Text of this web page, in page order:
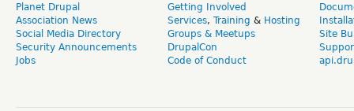
Planet Drupal
Association News
Social Media Directory
Security Announcements
Jobs
Getting Involved
Services, Training & Hosting
Groups & Meetups
DrupalCon
Code of Conduct
Site